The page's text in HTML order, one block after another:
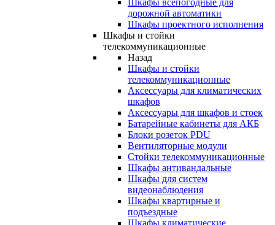
Шкафы всепогодные для
дорожной автоматики
Шкафы проектного исполнения
Шкафы и стойки
телекоммуникационные
Назад
Шкафы и стойки
телекоммуникационные
Аксессуары для климатических
шкафов
Аксессуары для шкафов и стоек
Батарейные кабинеты для АКБ
Блоки розеток PDU
Вентиляторные модули
Стойки телекоммуникационные
Шкафы антивандальные
Шкафы для систем
видеонаблюдения
Шкафы квартирные и
подъездные
Шкафы климатические